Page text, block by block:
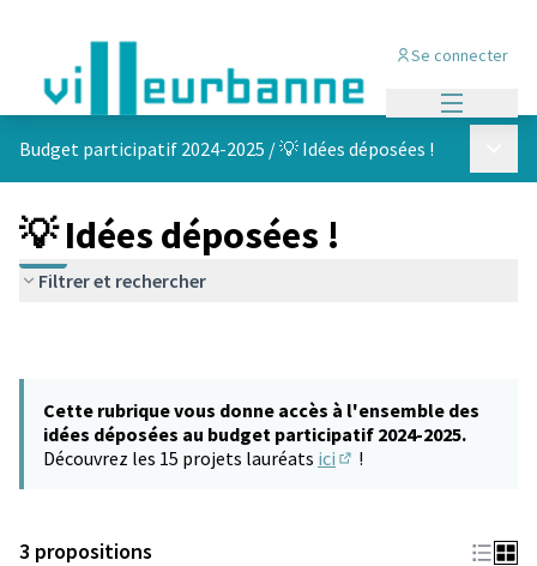
Se connecter
Budget participatif 2024-2025 /💡 Idées déposées !
💡 Idées déposées !
Filtrer et rechercher
Cette rubrique vous donne accès à l'ensemble des
idées déposées au budget participatif 2024-2025.
Découvrez les 15 projets lauréats ici !
3 propositions